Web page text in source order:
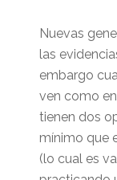
Nuevas
las
embargo
ven como
tienen dos
mínimo que
(lo cual es